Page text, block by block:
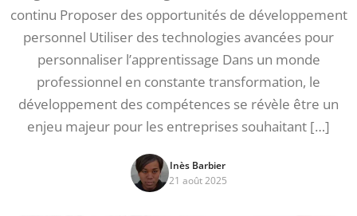
continu Proposer des opportunités de développement
personnel Utiliser des technologies avancées pour
personnaliser l’apprentissage Dans un monde
professionnel en constante transformation, le
développement des compétences se révèle être un
enjeu majeur pour les entreprises souhaitant […]
Inès Barbier
21 août 2025